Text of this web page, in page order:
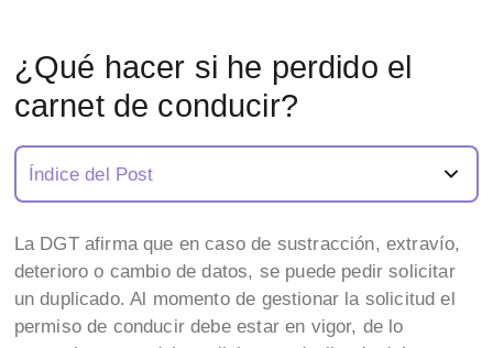
¿Qué hacer si he perdido el
carnet de conducir?
Índice del Post
La DGT afirma que en caso de sustracción, extravío,
deterioro o cambio de datos, se puede pedir solicitar
un duplicado. Al momento de gestionar la solicitud el
permiso de conducir debe estar en vigor, de lo